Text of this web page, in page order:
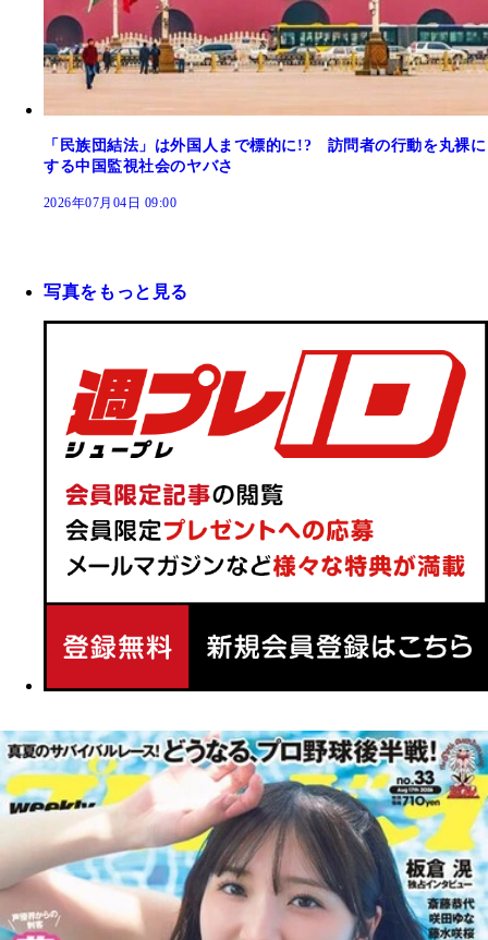
「民族団結法」は外国人まで標的に!? 訪問者の行動を丸裸に
する中国監視社会のヤバさ
2026年07月04日 09:00
写真をもっと見る